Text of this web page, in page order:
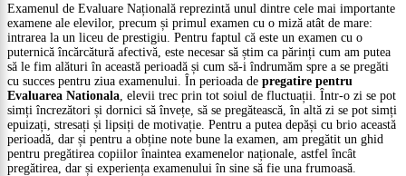
Examenul de Evaluare Națională reprezintă unul dintre cele mai importante
examene ale elevilor, precum și primul examen cu o miză atât de mare:
intrarea la un liceu de prestigiu. Pentru faptul că este un examen cu o
puternică încărcătură afectivă, este necesar să știm ca părinți cum am putea
să le fim alături în această perioadă și cum să-i îndrumăm spre a se pregăti
cu succes pentru ziua examenului. În perioada de pregatire pentru
Evaluarea Nationala , elevii trec prin tot soiul de fluctuații. Într-o zi se pot
simți încrezători și dornici să învețe, să se pregătească, în altă zi se pot simți
epuizați, stresați și lipsiți de motivație. Pentru a putea depăși cu brio această
perioadă, dar și pentru a obține note bune la examen, am pregătit un ghid
pentru pregătirea copiilor înaintea examenelor naționale, astfel încât
pregătirea, dar și experiența examenului în sine să fie una frumoasă.